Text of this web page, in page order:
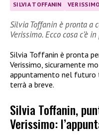
SILVIA TOFFANIN VERISSIMO
Silvia Toffanin è pronta a
Verissimo. Ecco cosa c’è
Silvia Toffanin è pronta
Verissimo, sicuramente
appuntamento nel futuro
terrà a breve.
Silvia Toffanin,
Verissimo: